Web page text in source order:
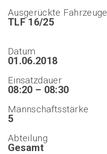
Ausgerückte Fahrzeuge
TLF 16/25
Datum
01.06.2018
Einsatzdauer
08:20 – 08:30
Mannschaftsstärke
5
Abteilung
Gesamt